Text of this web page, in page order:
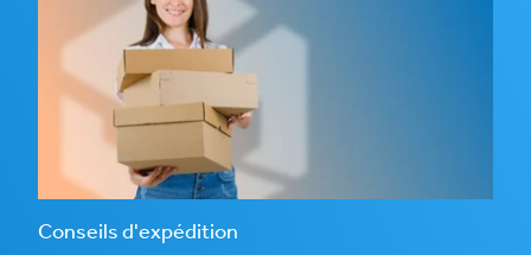
Conseils d'expédition